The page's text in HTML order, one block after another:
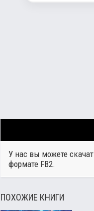
У нас вы можете
формате FB2.
ПОХОЖИЕ КНИГИ